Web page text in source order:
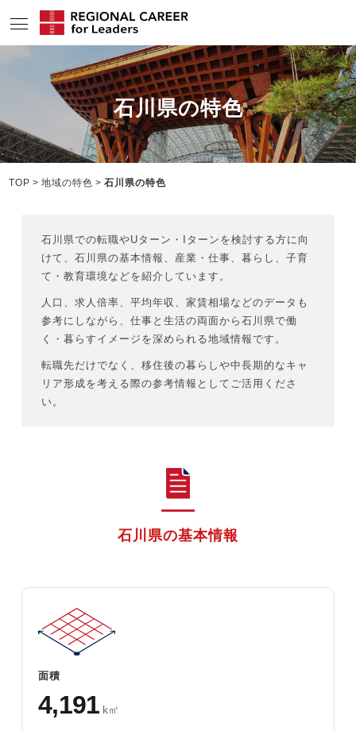
サービスの特長
転職成功者インタビュー
企業TOPインタビュー
地域の特色
リサーチ
ニュース
メディア紹介実績
中長期で転職をお考えの方
石川県の特色
TOP 地域の特色 石川県の特色
石川県での転職やUターン・Iターンを検討する方に向
けて、石川県の基本情報、産業・仕事、暮らし、子育
て・教育環境などを紹介しています。
人口、求人倍率、平均年収、家賃相場などのデータも
参考にしながら、仕事と生活の両面から石川県で働
く・暮らすイメージを深められる地域情報です。
転職先だけでなく、移住後の暮らしや中長期的なキャ
リア形成を考える際の参考情報としてご活用くださ
い。
石川県の基本情報
面積
4,191 k㎡